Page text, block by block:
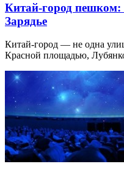
Китай-город
Зарядье
Китай-город — не одна
Красной площадью,